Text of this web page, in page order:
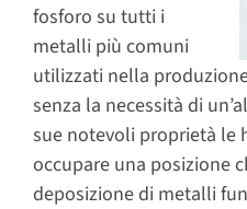
fosforo su tutti i
metalli più comuni
utilizzati nella
senza la necessità di
sue notevoli proprietà le
occupare una posizione
deposizione di metalli